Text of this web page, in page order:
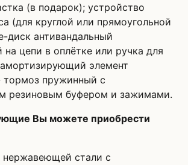
(в подарок); устройство
(для круглой или прямоугольной
диск антивандальный
на цепи в оплётке или ручка для
элемент
тормоз пружинный с
резиновым буфером и зажимами.
Вы можете приобрести
нержавеющей стали с